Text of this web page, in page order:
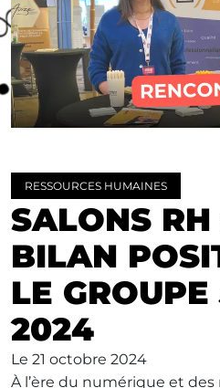
RESSOURCES HUMAINES
SALONS
BILAN
LE
2024
Le 21 octobre 2024
À l’ère du numérique et